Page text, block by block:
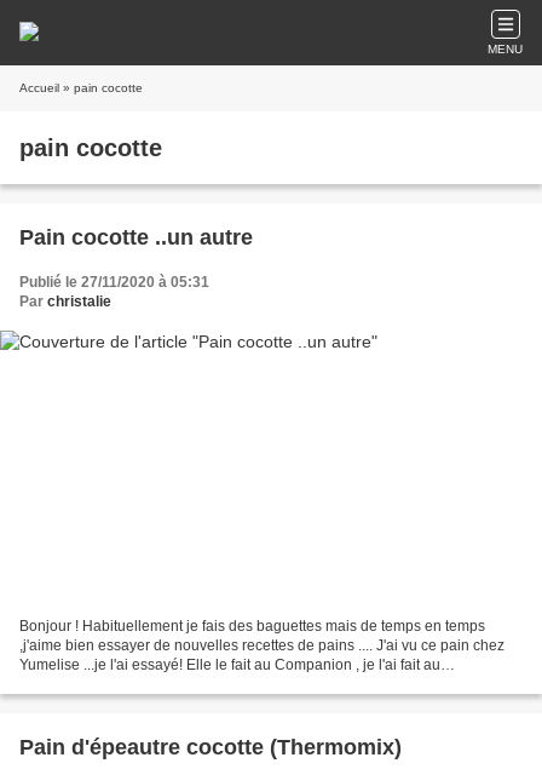
MENU
Accueil » pain cocotte
pain cocotte
Pain cocotte ..un autre
Publié le 27/11/2020 à 05:31
Par christalie
Bonjour ! Habituellement je fais des baguettes mais de temps en temps
,j'aime bien essayer de nouvelles recettes de pains .... J'ai vu ce pain chez
Yumelise ...je l'ai essayé! Elle le fait au Companion , je l'ai fait au
Pain d'épeautre cocotte (Thermomix)